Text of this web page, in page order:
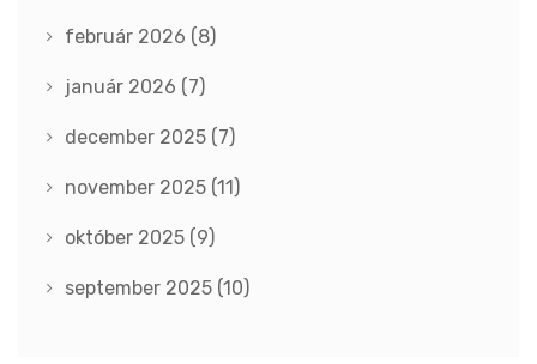
február 2026 (8)
január 2026 (7)
december 2025 (7)
november 2025 (11)
október 2025 (9)
september 2025 (10)